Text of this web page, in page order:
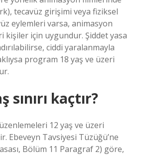
tecavüz girişimi veya fiziksel
eylemleri varsa, animasyon
kişiler için uygundur. Şiddet yasa
ciddi yaralanmayla
program 18 yaş ve üzeri
sınırı kaçtır?
12 yaş ve üzeri
Ebeveyn Tavsiyesi Tüzüğü’ne
Bölüm 11 Paragraf 2) göre,